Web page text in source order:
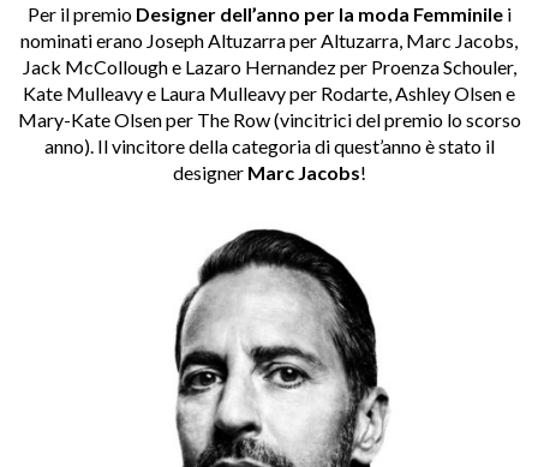
Per il premio Designer dell’anno per la moda Femminilei
nominati erano Joseph Altuzarra per Altuzarra, Marc Jacobs,
Jack McCollough e Lazaro Hernandez per Proenza Schouler,
Kate Mulleavy e Laura Mulleavy per Rodarte, Ashley Olsen e
Mary-Kate Olsen per The Row (vincitrici del premio lo scorso
anno). Il vincitore della categoria di quest’anno è stato il
designer Marc Jacobs!